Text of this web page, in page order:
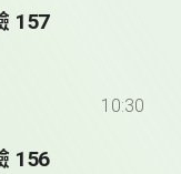
157
10:30
156